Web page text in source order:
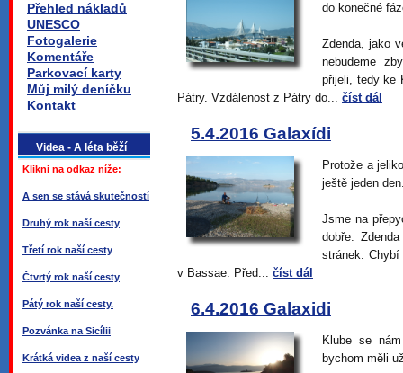
Přehled nákladů
UNESCO
Fotogalerie
Komentáře
Parkovací karty
Můj milý deníčku
Kontakt
Videa - A léta běží
Klikni na odkaz níže:
A sen se stává skutečností
Druhý rok naší cesty
Třetí rok naší cesty
Čtvrtý rok naší cesty
Pátý rok naší cesty.
Pozvánka na Sicílii
Krátká videa z naší cesty
do konečné
Zdenda, jako
nebudeme
přijeli, tedy ke
Pátry. Vzdálenost z Pátry do... číst dál
5.4.2016 Galaxídi
Protože a
ještě jeden
Jsme na
dobře.
stránek. Chybí
v Bassae. Před... číst dál
6.4.2016 Galaxidi
Klube se
bychom měli